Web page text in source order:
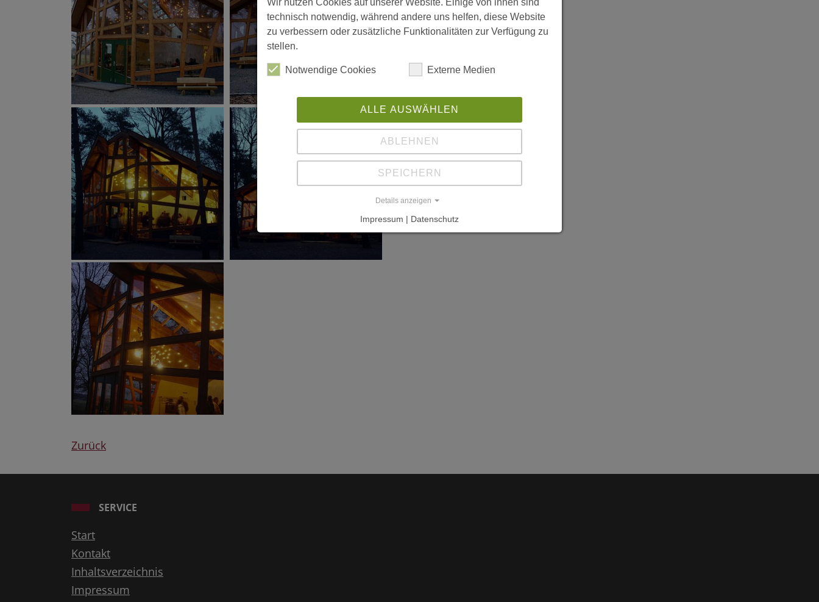
Zurück
SERVICE
Start
Kontakt
Inhaltsverzeichnis
Impressum
Wir nutzen Cookies auf unserer Website. Einige von ihnen sind
technisch notwendig, während andere uns helfen, diese Website
zu verbessern oder zusätzliche Funktionalitäten zur Verfügung zu
stellen.
Notwendige Cookies Externe Medien
ALLE AUSWÄHLEN
ABLEHNEN
SPEICHERN
Details anzeigen
Impressum | Datenschutz